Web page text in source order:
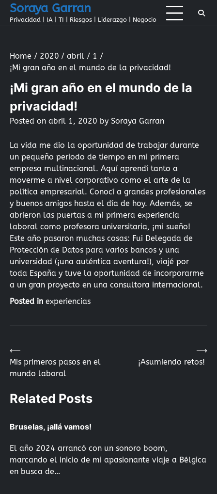
SkipSoraya Garran
Privacidad | IA | TI | Riesgos | Liderazgo | Negocio
Home 2020 abril
1
¡Mi gran año en el mundo de la privacidad!
¡Mi gran año en el mundo de la
privacidad!
Posted on abril 1, 2020 by Soraya Garran
La vida me dio la oportunidad de trabajar durante
un pequeño periodo de tiempo en mi primera
empresa multinacional. Aquí aprendí tanto a
moverme a nivel corporativo como el arte de la
política empresarial. Conocí a grandes profesionales
y buenos amigos hasta el día de hoy. Además, se
abrieron las puertas a mi primera experiencia
laboral como profesora universitaria, ¡mi sueño!
Este año pasaron muchas cosas: Fui Delegada de
Protección de Datos para varios bancos y una
universidad (¡una auténtica aventura!), viajé por
toda España y tuve la oportunidad de incorporarme
a un gran proyecto en una consultora internacional.
Posted in experiencias
Navegación
entradas
⟵
Mis primeros pasos en el
mundo laboral
¡Asumiendo retos!
⟶
Related Posts
Bruselas, ¡allá vamos!
El año 2024 arrancó con un sonoro boom,
marcando el inicio de mi apasionante viaje a Bélgica
en busca de…